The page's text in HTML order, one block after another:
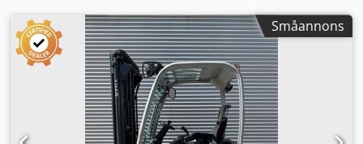
Batterispänning (V): 24 Tillbehör: Arbetsstrålkastare fram.
Småannons